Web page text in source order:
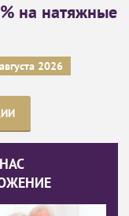
на натяжные
2026